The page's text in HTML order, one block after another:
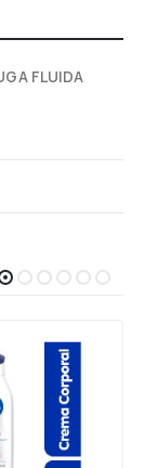
FLUIDA